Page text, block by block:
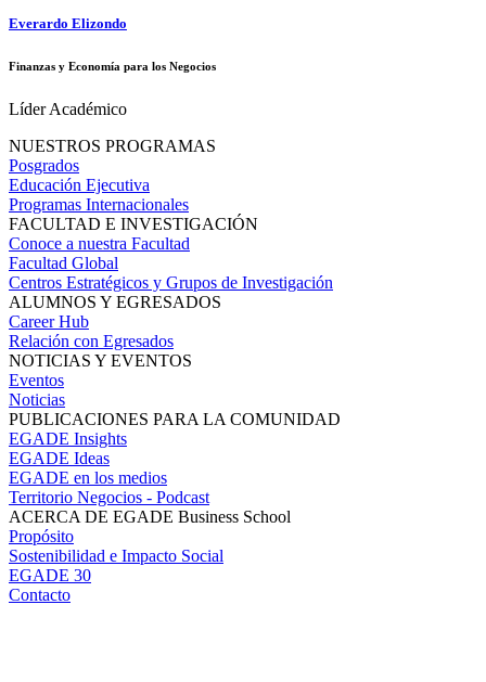
Everardo Elizondo
Finanzas y Economía para los Negocios
Líder Académico
NUESTROS PROGRAMAS
Posgrados
Educación Ejecutiva
Programas Internacionales
FACULTAD E INVESTIGACIÓN
Conoce a nuestra Facultad
Facultad Global
Centros Estratégicos y Grupos de Investigación
ALUMNOS Y EGRESADOS
Career Hub
Relación con Egresados
NOTICIAS Y EVENTOS
Eventos
Noticias
PUBLICACIONES PARA LA COMUNIDAD
EGADE Insights
EGADE Ideas
EGADE en los medios
Territorio Negocios - Podcast
ACERCA DE EGADE Business School
Propósito
Sostenibilidad e Impacto Social
EGADE 30
Contacto